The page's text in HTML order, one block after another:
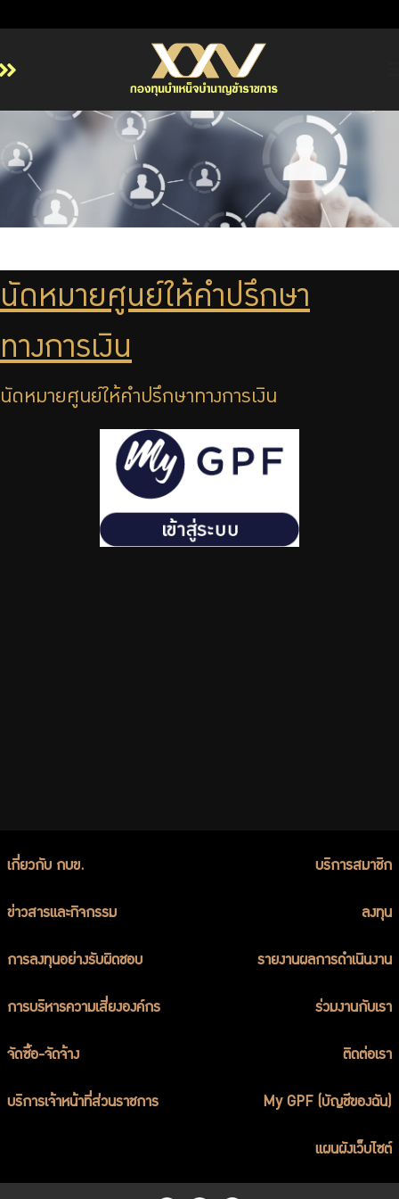
เกี่ยวกับ กบข.
บริการสมาชิก
ลงทุน
รายงานผลการดำเนินงาน
จัดซื้อจัดจ้าง
บริการเจ้าหน้าที่ส่วนราชการ
ร่วมงานกับเรา
Eng
นัดหมายศูนย์ให้คำปรึกษา
ทางการเงิน
นัดหมายศูนย์ให้คำปรึกษาทางการเงิน
เกี่ยวกับ กบข. บริการสมาชิก
ข่าวสารและกิจกรรม ลงทุน
การลงทุนอย่างรับผิดชอบ รายงานผลการดำเนินงาน
การบริหารความเสี่ยงองค์กร ร่วมงานกับเรา
จัดซื้อ-จัดจ้าง ติดต่อเรา
บริการเจ้าหน้าที่ส่วนราชการ My GPF (บัญชีของฉัน)
แผนผังเว็บไซต์